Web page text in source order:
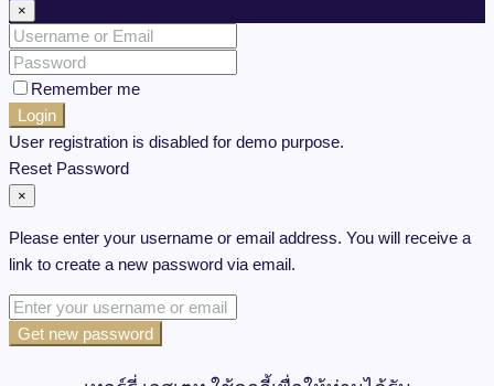
×
Remember me
Login
User registration is disabled for demo purpose.
Reset Password
×
Please enter your username or email address. You will receive a
link to create a new password via email.
Get new password